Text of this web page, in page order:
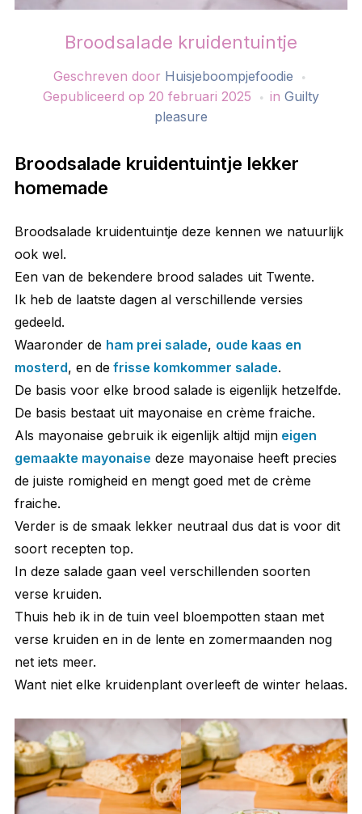
Broodsalade kruidentuintje
Geschreven door Huisjeboompjefoodie
Gepubliceerd op 20 februari 2025 in Guilty
pleasure
Broodsalade kruidentuintje lekker
homemade
Broodsalade kruidentuintje deze kennen we natuurlijk
ook wel.
Een van de bekendere brood salades uit Twente.
Ik heb de laatste dagen al verschillende versies
gedeeld.
Waaronder de ham prei salade, oude kaas en
mosterd, en de frisse komkommer salade.
De basis voor elke brood salade is eigenlijk hetzelfde.
De basis bestaat uit mayonaise en crème fraiche.
Als mayonaise gebruik ik eigenlijk altijd mijneigen
gemaakte mayonaise deze mayonaise heeft precies
de juiste romigheid en mengt goed met de crème
fraiche.
Verder is de smaak lekker neutraal dus dat is voor dit
soort recepten top.
In deze salade gaan veel verschillenden soorten
verse kruiden.
Thuis heb ik in de tuin veel bloempotten staan met
verse kruiden en in de lente en zomermaanden nog
net iets meer.
Want niet elke kruidenplant overleeft de winter helaas.